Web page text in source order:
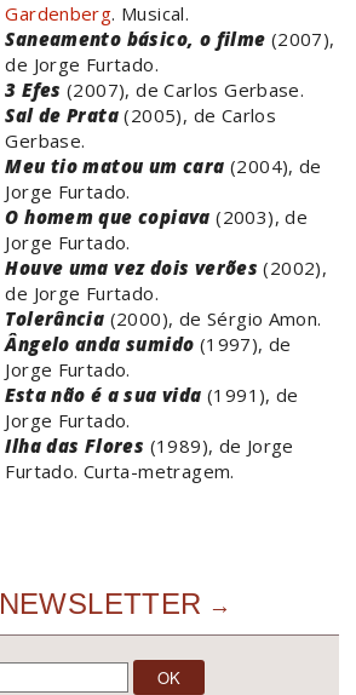
Gardenberg. Musical.
Saneamento básico, o filme (2007),
de Jorge Furtado.
3 Efes (2007), de Carlos Gerbase.
Sal de Prata (2005), de Carlos
Gerbase.
Meu tio matou um cara (2004), de
Jorge Furtado.
O homem que copiava (2003), de
Jorge Furtado.
Houve uma vez dois verões (2002),
de Jorge Furtado.
Tolerância (2000), de Sérgio Amon.
Ângelo anda sumido (1997), de
Jorge Furtado.
Esta não é a sua vida (1991), de
Jorge Furtado.
Ilha das Flores (1989), de Jorge
Furtado. Curta-metragem.
NEWSLETTER